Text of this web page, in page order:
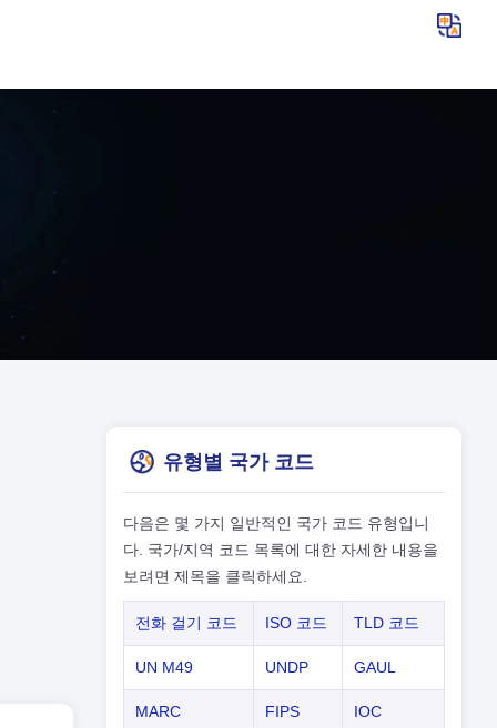
유형별 국가 코드
다음은 몇 가지 일반적인 국가 코드 유형입니
다. 국가/지역 코드 목록에 대한 자세한 내용을
보려면 제목을 클릭하세요.
전화 걸기 코드 ISO 코드 TLD 코드
UN M49 UNDP GAUL
MARC FIPS IOC